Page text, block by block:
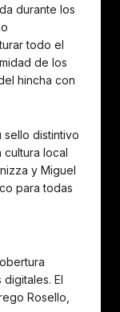
durante los
todo el
de los
hincha con
sello distintivo
local
y Miguel
para todas
El
Rosello,